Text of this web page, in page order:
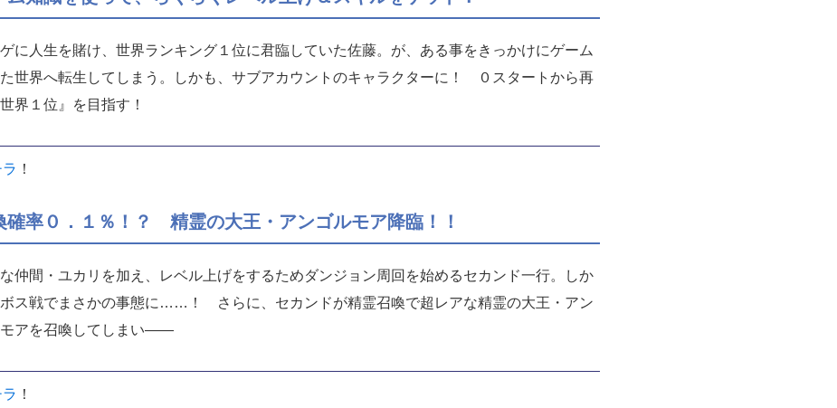
に人生を賭け、世界ランキング１位に君臨していた佐藤。が、ある事をきっかけにゲーム
世界へ転生してしまう。しかも、サブアカウントのキャラクターに！ ０スタートから再
界１位』を目指す！
！
確率０．１％！？ 精霊の大王・アンゴルモア降臨！！
仲間・ユカリを加え、レベル上げをするためダンジョン周回を始めるセカンド一行。しか
ボス戦でまさかの事態に……！ さらに、セカンドが精霊召喚で超レアな精霊の大王・アン
モアを召喚してしまい――
！